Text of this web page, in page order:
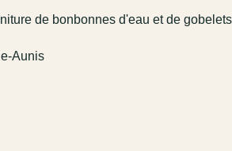
de bonbonnes d'eau et de
Aunis